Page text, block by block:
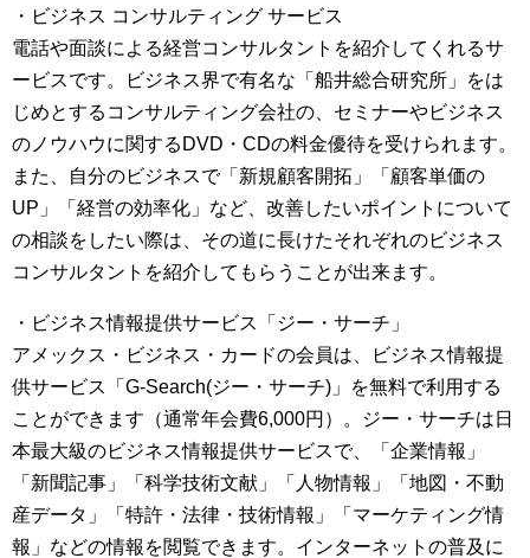
・ビジネス コンサルティング サービス
電話や面談による経営コンサルタントを紹介してくれるサ
ービスです。ビジネス界で有名な「船井総合研究所」をは
じめとするコンサルティング会社の、セミナーやビジネス
のノウハウに関するDVD・CDの料金優待を受けられます。
また、自分のビジネスで「新規顧客開拓」「顧客単価の
UP」「経営の効率化」など、改善したいポイントについて
の相談をしたい際は、その道に長けたそれぞれのビジネス
コンサルタントを紹介してもらうことが出来ます。
・ビジネス情報提供サービス「ジー・サーチ」
アメックス・ビジネス・カードの会員は、ビジネス情報提
供サービス「G-Search(ジー・サーチ)」を無料で利用する
ことができます（通常年会費6,000円）。ジー・サーチは日
本最大級のビジネス情報提供サービスで、「企業情報」
「新聞記事」「科学技術文献」「人物情報」「地図・不動
産データ」「特許・法律・技術情報」「マーケティング情
報」などの情報を閲覧できます。インターネットの普及に